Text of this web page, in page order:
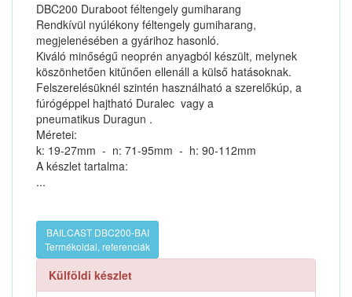
DBC200 Duraboot féltengely gumiharang
Rendkívül nyúlékony féltengely gumiharang,
megjelenésében a gyárihoz hasonló.
Kiváló minőségű neoprén anyagból készült, melynek
köszönhetően kitűnően ellenáll a külső hatásoknak.
Felszerelésüknél szintén használható a szerelőkúp, a
fúrógéppel hajtható Duralec vagy a
pneumatikus Duragun .
Méretei:
k: 19-27mm - n: 71-95mm - h: 90-112mm
A készlet tartalma:
...
BAILCAST DBC200-BAI
Termékoldal, referenciák
Külföldi készlet